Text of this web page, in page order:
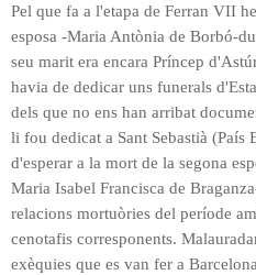
Pel que fa a l'etapa de Ferran VII
esposa -Maria Antònia de Borbó-
seu marit era encara Príncep
havia de dedicar uns funerals
dels que no ens han arribat
li fou dedicat a Sant Sebastià (País
d'esperar a la mort de la segona
Maria Isabel Francisca de
relacions mortuòries del període
cenotafis corresponents.
exèquies que es van fer a